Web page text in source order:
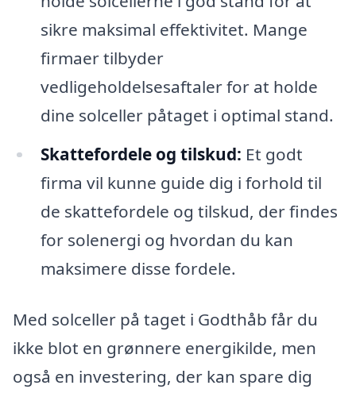
sikre maksimal effektivitet. Mange
firmaer tilbyder
vedligeholdelsesaftaler for at holde
dine solceller påtaget i optimal stand.
Skattefordele og tilskud: Et godt
firma vil kunne guide dig i forhold til
de skattefordele og tilskud, der findes
for solenergi og hvordan du kan
maksimere disse fordele.
Med solceller på taget i Godthåb får du
ikke blot en grønnere energikilde, men
også en investering, der kan spare dig